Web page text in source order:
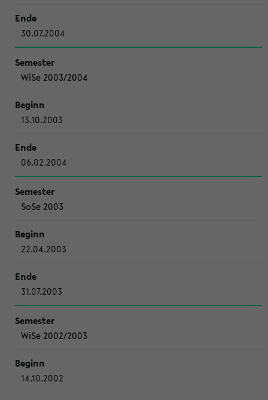
30.07.2004
WiSe 2003/2004
13.10.2003
06.02.2004
SoSe 2003
22.04.2003
31.07.2003
WiSe 2002/2003
14.10.2002